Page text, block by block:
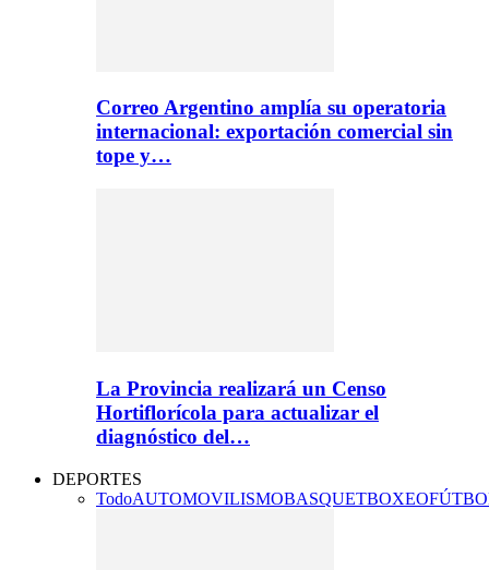
Correo Argentino amplía su operatoria
internacional: exportación comercial sin
tope y…
La Provincia realizará un Censo
Hortiflorícola para actualizar el
diagnóstico del…
DEPORTES
TodoAUTOMOVILISMOBASQUETBOXEO